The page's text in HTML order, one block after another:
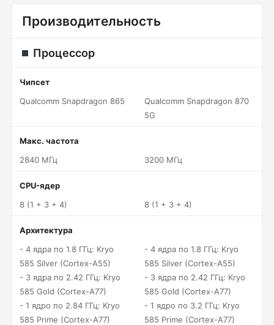
Производительность
Процессор
Чипсет
Qualcomm Snapdragon 865
Qualcomm Snapdragon 870
5G
Макс. частота
2840 МГц
3200 МГц
CPU-ядер
8 (1 + 3 + 4)
8 (1 + 3 + 4)
Архитектура
- 4 ядра по 1.8 ГГц: Kryo
585 Silver (Cortex-A55)
- 3 ядра по 2.42 ГГц: Kryo
585 Gold (Cortex-A77)
- 1 ядро по 2.84 ГГц: Kryo
585 Prime (Cortex-A77)
- 4 ядра по 1.8 ГГц: Kryo
585 Silver (Cortex-A55)
- 3 ядра по 2.42 ГГц: Kryo
585 Gold (Cortex-A77)
- 1 ядро по 3.2 ГГц: Kryo
585 Prime (Cortex-A77)